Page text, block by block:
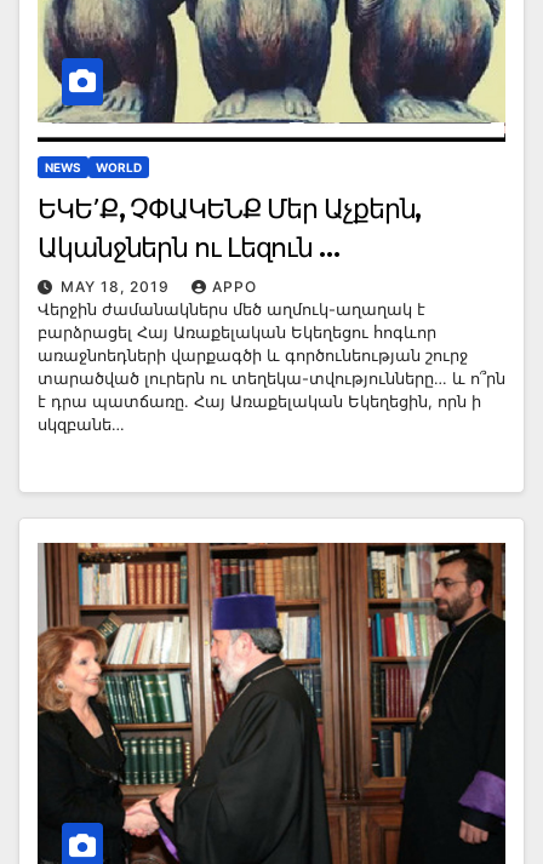
NEWS WORLD
ԵԿԵ՚Ք, ՉՓԱԿԵՆՔ Մեր Աչքերն,
Ականջներն ու Լեզուն …
MAY 18, 2019
APPO
Վերջին ժամանակներս մեծ աղմուկ-աղաղակ է
բարձրացել Հայ Առաքելական Եկեղեցու հոգևոր
առաջնոեդների վարքագծի և գործունեության շուրջ
տարածված լուրերն ու տեղեկա-տվությունները… և ո՞րն
է դրա պատճառը. Հայ Առաքելական Եկեղեցին, որն ի
սկզբանե…